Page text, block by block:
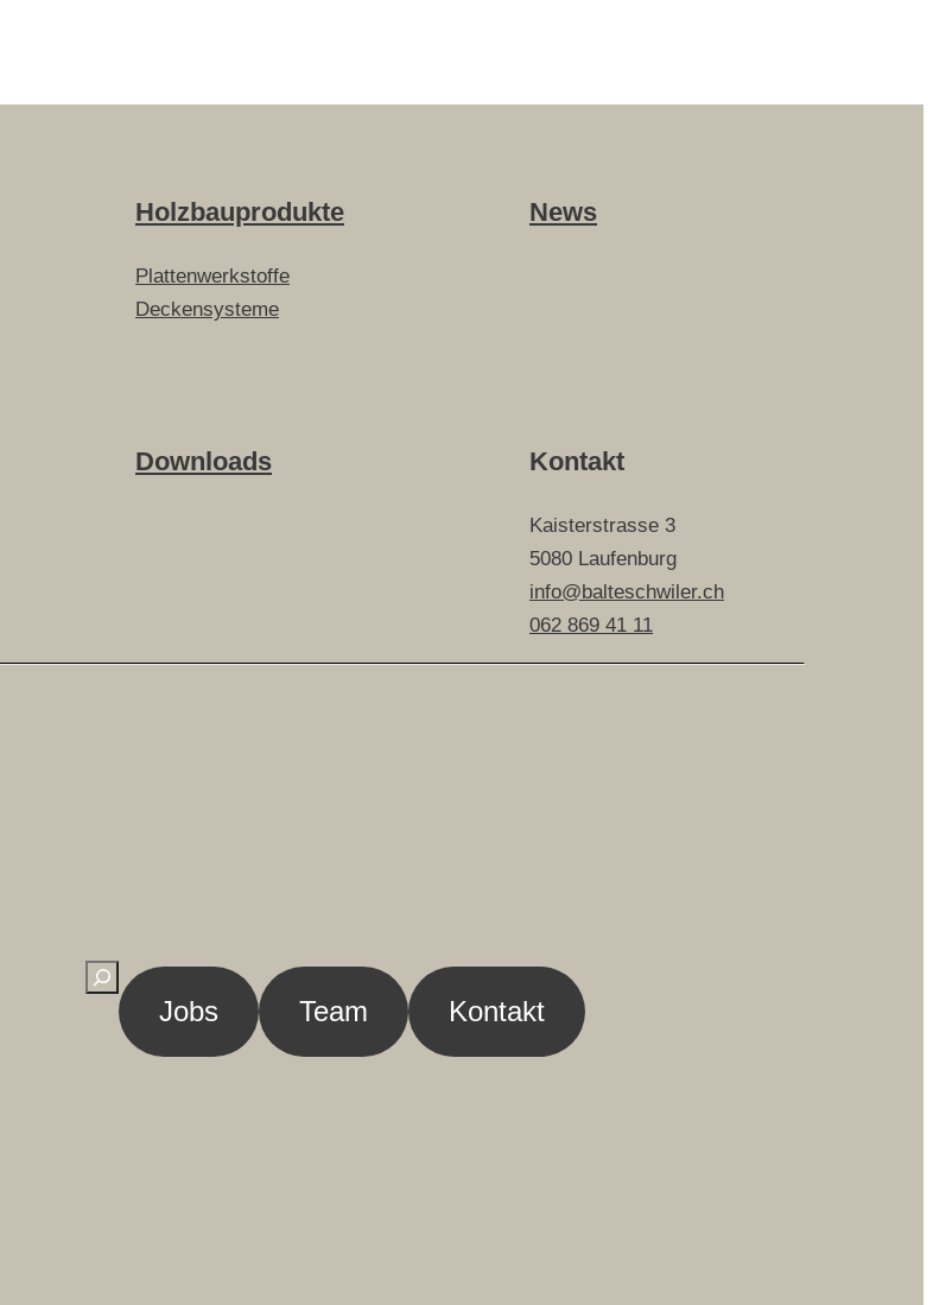
Holzbauprodukte
Plattenwerkstoffe
Deckensysteme
News
Downloads Kontakt
Kaisterstrasse 3
5080 Laufenburg
info@balteschwiler.ch
062 869 41 11
Suchen
Jobs Team Kontakt